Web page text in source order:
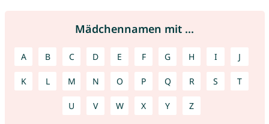
Mädchennamen mit ...
A B C D E F G H I J
K L M N O P Q R S T
U V W X Y Z